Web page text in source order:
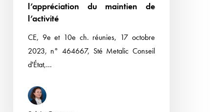
maintien
l’activité
l’appréciation du maintien de
l’activité
CE, 9e et 10e ch. réunies, 17 octobre
2023, n° 464667, Sté Metalic Conseil
d'État,…